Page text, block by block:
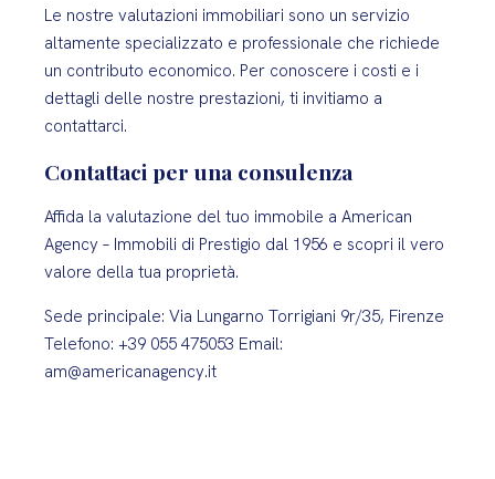
Le nostre valutazioni immobiliari sono un servizio
altamente specializzato e professionale che richiede
un contributo economico. Per conoscere i costi e i
dettagli delle nostre prestazioni, ti invitiamo a
contattarci.
Contattaci per una consulenza
Affida la valutazione del tuo immobile a American
Agency – Immobili di Prestigio dal 1956 e scopri il vero
valore della tua proprietà.
Sede principale: Via Lungarno Torrigiani 9r/35, Firenze
Telefono: +39 055 475053 Email:
am@americanagency.it